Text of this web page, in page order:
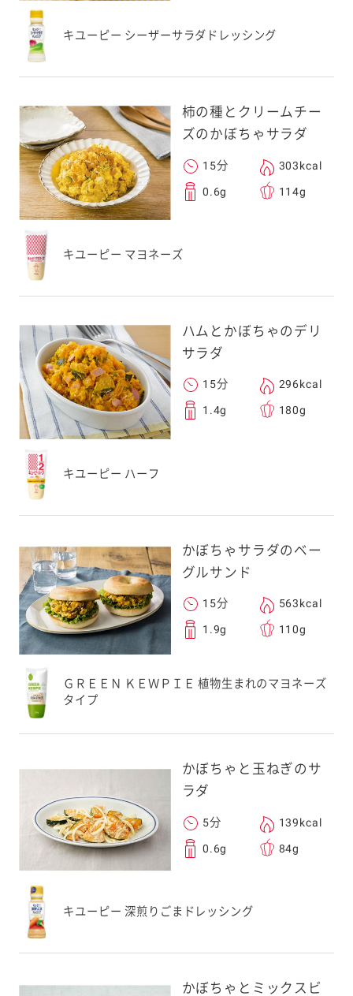
キユーピー シーザーサラダドレッシング
柿の種とクリームチー
ズのかぼちゃサラダ
15分 303kcal
0.6g 114g
キユーピー マヨネーズ
ハムとかぼちゃのデリ
サラダ
15分 296kcal
1.4g 180g
キユーピー ハーフ
かぼちゃサラダのベー
グルサンド
15分 563kcal
1.9g 110g
ＧＲＥＥＮ ＫＥＷＰＩＥ 植物生まれのマヨネーズ
タイプ
かぼちゃと玉ねぎのサ
ラダ
5分 139kcal
0.6g 84g
キユーピー 深煎りごまドレッシング
かぼちゃとミックスビ